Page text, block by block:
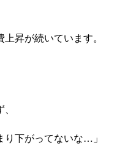
昇が続いています。
下がってないな…」